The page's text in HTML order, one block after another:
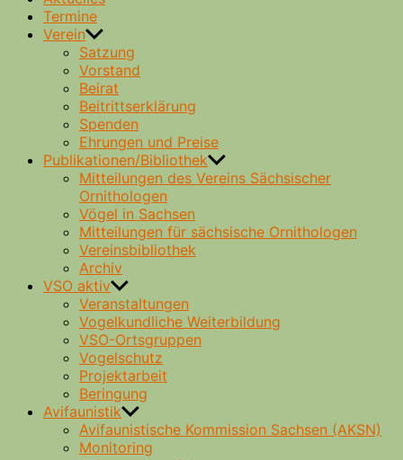
Termine
Verein
Satzung
Vorstand
Beirat
Beitrittserklärung
Spenden
Ehrungen und Preise
Publikationen/Bibliothek
Mitteilungen des Vereins Sächsischer
Ornithologen
Vögel in Sachsen
Mitteilungen für sächsische Ornithologen
Vereinsbibliothek
Archiv
VSO aktiv
Veranstaltungen
Vogelkundliche Weiterbildung
VSO-Ortsgruppen
Vogelschutz
Projektarbeit
Beringung
Avifaunistik
Avifaunistische Kommission Sachsen (AKSN)
Monitoring